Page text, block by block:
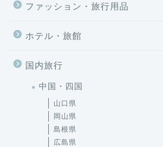
ファッション・旅行用品
ホテル・旅館
国内旅行
中国・四国
山口県
岡山県
島根県
広島県